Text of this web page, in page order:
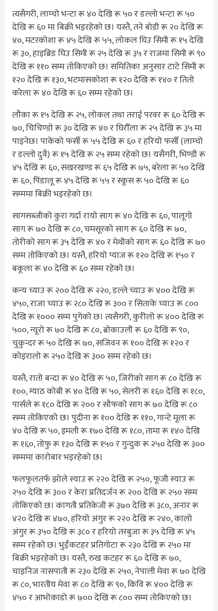
त्यसैगरी, लाम्चो भन्टा रू ४० देखि रू ५० र डल्लो भन्टा रू ५०
देखि रू ६० मा बिक्री भइरहेको छ। यस्तै, तने बोडी रू २० देखि रू
४०, मटरकोशा रू ४५ देखि रू ५५, लोकल घिउ सिमी रू १५ देखि
रू ३०, हाइब्रिड घिउ सिमी रू २५ देखि रू ३५ र राजमा सिमी रू ९०
देखि रू ११० सम्म तोकिएको छ। समितिका अनुसार टाटे सिमी रू
१२० देखि रू १३०, भटमासकोशा रू १२० देखि रू १४० र तितो
करेला रू ४० देखि रू ६० सम्म रहेको छ।
लौका रू १५ देखि रू २५, लोकल तथा तराई परवर रू ६० देखि रू
७०, चिचिण्डो रू ३० देखि रू ४० र घिरौँला रू २५ देखि रू ३५ मा
पाइनेछ। पाकेको फर्सी रू ५५ देखि रू ६० र हरियो फर्सी (लाम्चो
र डल्लो दुवै) रू १५ देखि रू २५ सम्म रहेको छ। यसैगरी, भिण्डी रू
४५ देखि रू ६०, सखरखण्ड रू ६५ देखि रू ७५, बरेला रू ५० देखि
रू ६०, पिंडालू रू ४५ देखि रू ५५ र स्कूस रू ५० देखि रू ६०
सम्ममा बिक्री भइरहेको छ।
सागसब्जीको कुरा गर्दा रायो साग रू ४० देखि रू ६०, पालूगो
साग रू ७० देखि रू ८०, चमसूरको साग रू ६० देखि रू ७०,
तोरीको साग रू ३५ देखि रू ४० र मेथीको साग रू ६० देखि रू ७०
सम्म तोकिएको छ। यस्तै, हरियो प्याज रू १२० देखि रू १५० र
बकूला रू ४० देखि रू ६० सम्म रहेको छ।
कन्य च्याउ रू २०० देखि रू २२०, डल्ले च्याउ रू ४०० देखि रू
४५०, राजा च्याउ रू २८० देखि रू ३०० र सिताके च्याउ रू ८००
देखि रू १००० सम्म पुगेको छ। त्यसैगरी, कुरीलो रू ४०० देखि रू
५००, न्यूरो रू ७० देखि रू ८०, ब्रोकाउली रू ६० देखि रू ९०,
चुकुन्दर रू ५० देखि रू ७०, सजिवन रू १०० देखि रू १२० र
कोइरालो रू २५० देखि रू ३०० सम्म रहेको छ।
यस्तै, रातो बन्दा रू ४० देखि रू ५०, जिरीको साग रू ८० देखि रू
१००, ग्याठ कोबी रू ४० देखि रू ५०, सेलरी रू १६० देखि रू १८०,
पार्सले रू १८० देखि रू २०० र सौफको साग रू ७० देखि रू ८०
सम्म तोकिएको छ। पुदीना रू १०० देखि रू ११०, गान्टे मूला रू
४० देखि रू ५०, इमली रू १७० देखि रू १८०, तामा रू १४० देखि
रू १६०, तोफु रू १३० देखि रू १५० र गुन्दुक रू २५० देखि रू ३००
सम्ममा कारोबार भइरहेको छ।
फलफूलतर्फ झोले स्याउ रू २२० देखि रू २५०, फूजी स्याउ रू
२५० देखि रू ३०० र केरा प्रतिदर्जन रू २०० देखि रू २५० सम्म
तोकिएको छ। कागती प्रतिकेजी रू ३७० देखि रू ३८०, अनार रू
४२० देखि रू ४७०, हरियो अंगुर रू २२० देखि रू २४०, कालो
अंगुर रू ३५० देखि रू ३८० र हरियो तरबुजा रू ३५ देखि रू ४५
सम्म रहेको छ। भुईँकटहर प्रतिगोटा रू २३० देखि रू २५० मा
बिक्री भइरहेको छ। यस्तै, रुख कटहर रू ६० देखि रू ७०,
चाइनिज नासपाती रू २३० देखि रू २५०, नेपाली मेवा रू ७० देखि
रू ८०, भारतीय मेवा रू ८० देखि रू ९०, किवि रू ४०० देखि रू
४५० र आभोकाडो रू ७०० देखि रू ८०० सम्म तोकिएको छ।